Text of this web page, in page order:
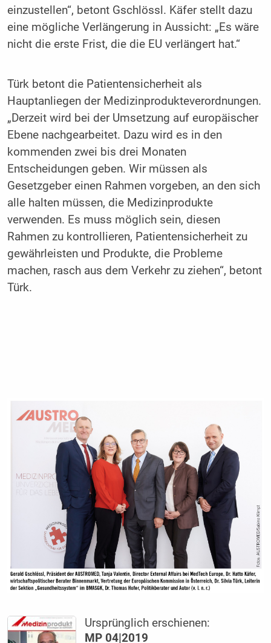
einzustellen“, betont Gschlössl. Käfer stellt dazu
eine mögliche Verlängerung in Aussicht: „Es wäre
nicht die erste Frist, die die EU verlängert hat.“
Türk betont die Patientensicherheit als
Hauptanliegen der Medizinprodukteverordnungen.
„Derzeit wird bei der Umsetzung auf europäischer
Ebene nachgearbeitet. Dazu wird es in den
kommenden zwei bis drei Monaten
Entscheidungen geben. Wir müssen als
Gesetzgeber einen Rahmen vorgeben, an den sich
alle halten müssen, die Medizinprodukte
verwenden. Es muss möglich sein, diesen
Rahmen zu kontrollieren, Patientensicherheit zu
gewährleisten und Produkte, die Probleme
machen, rasch aus dem Verkehr zu ziehen“, betont
Türk.
Ursprünglich erschienen:
MP 04|2019